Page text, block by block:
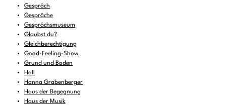
Gespräch
Gespräche
Gesprächsmuseum
Glaubst du?
Gleichberechtigung
Good-Feeling-Show
Grund und Boden
Hall
Hanna Grabenberger
Haus der Begegnung
Haus der Musik